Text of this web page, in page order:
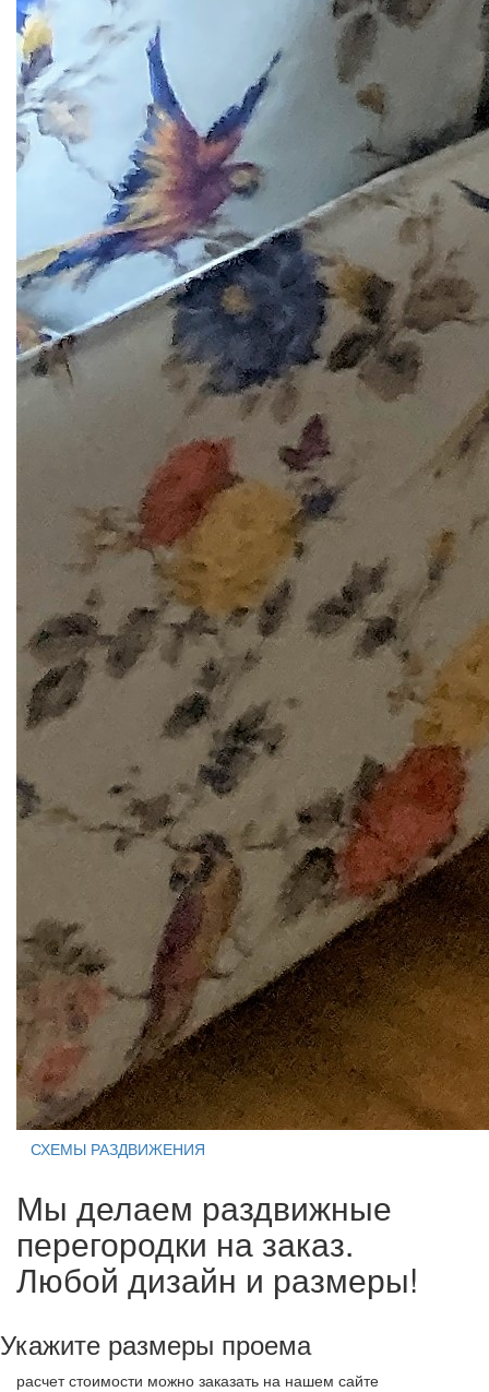
СХЕМЫ РАЗДВИЖЕНИЯ
Мы делаем раздвижные
перегородки на заказ.
Любой дизайн и размеры!
Укажите размеры проема
расчет стоимости можно заказать на нашем сайте